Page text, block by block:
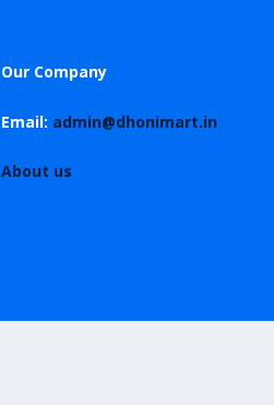
Our Company
Email: admin@dhonimart.in
About us